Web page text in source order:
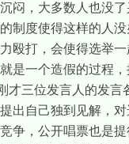
闷，大多数人也没
制度使得这样的人
殴打，会使得选举
是一个造假的过程
才三位发言人的发
出自己独到见解，
争，公开唱票也是